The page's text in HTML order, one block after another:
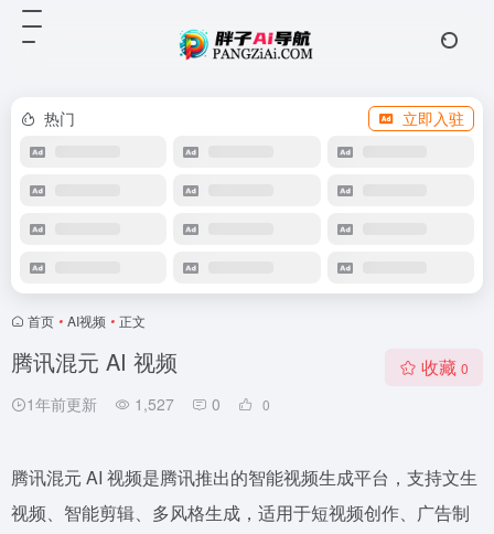
热门 立即入驻
首页 • AI视频 • 正文
腾讯混元 AI 视频
1年前更新 1,527 0 0
收藏 0
腾讯混元 AI 视频是腾讯推出的智能视频生成平台，支持文生
视频、智能剪辑、多风格生成，适用于短视频创作、广告制